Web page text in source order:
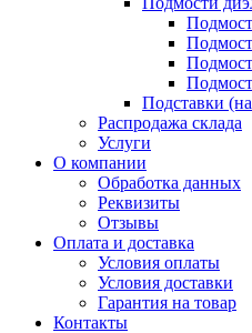
Подставки
Распродажа склада
Услуги
О компании
Обработка данных
Реквизиты
Отзывы
Оплата и доставка
Условия оплаты
Условия доставки
Гарантия на товар
Контакты